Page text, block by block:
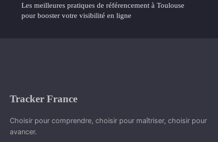
Les meilleures pratiques de référencement à Toulouse
pour booster votre visibilité en ligne
Tracker France
Choisir pour comprendre, choisir pour maîtriser, choisir pour
avancer.